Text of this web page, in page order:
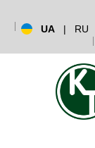
UA
| RU